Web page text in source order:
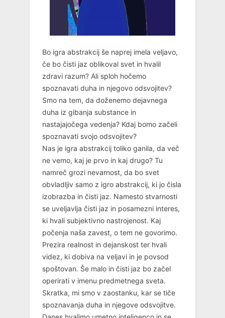
Bo igra abstrakcij še naprej imela veljavo,
če bo čisti jaz oblikoval svet in hvalil
zdravi razum? Ali sploh hočemo
spoznavati duha in njegovo odsvojitev?
Smo na tem, da doženemo dejavnega
duha iz gibanja substance in
nastajajočega vedenja? Kdaj bomo začeli
spoznavati svojo odsvojitev?
Nas je igra abstrakcij toliko ganila, da več
ne vemo, kaj je prvo in kaj drugo? Tu
namreč grozi nevarnost, da bo svet
obvladljiv samo z igro abstrakcij, ki jo čisla
izobrazba in čisti jaz. Namesto stvarnosti
se uveljavlja čisti jaz in posamezni interes,
ki hvali subjektivno nastrojenost. Kaj
počenja naša zavest, o tem ne govorimo.
Prezira realnost in dejanskost ter hvali
videz, ki dobiva na veljavi in je povsod
spoštovan. Še malo in čisti jaz bo začel
operirati v imenu predmetnega sveta.
Skratka, mi smo v zaostanku, kar se tiče
spoznavanja duha in njegove odsvojitve.